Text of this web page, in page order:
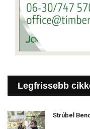
Legfrissebb
Strúbel